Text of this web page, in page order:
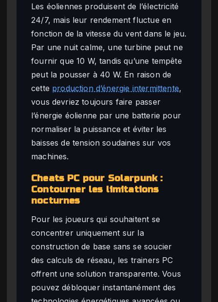
Les éoliennes produisent de l’électricité
24/7, mais leur rendement fluctue en
fonction de la vitesse du vent dans le jeu.
Par une nuit calme, une turbine peut ne
fournir que 10 W, tandis qu’une tempête
peut la pousser à 40 W. En raison de
cette production d’énergie intermittente,
vous devriez toujours faire passer
l’énergie éolienne par une batterie pour
normaliser la puissance et éviter les
baisses de tension soudaines sur vos
machines.
Cheats PC pour Solarpunk :
Contourner les limitations
nocturnes
Pour les joueurs qui souhaitent se
concentrer uniquement sur la
construction de base sans se soucier
des calculs de réseau, les trainers PC
offrent une solution transparente. Vous
pouvez débloquer instantanément des